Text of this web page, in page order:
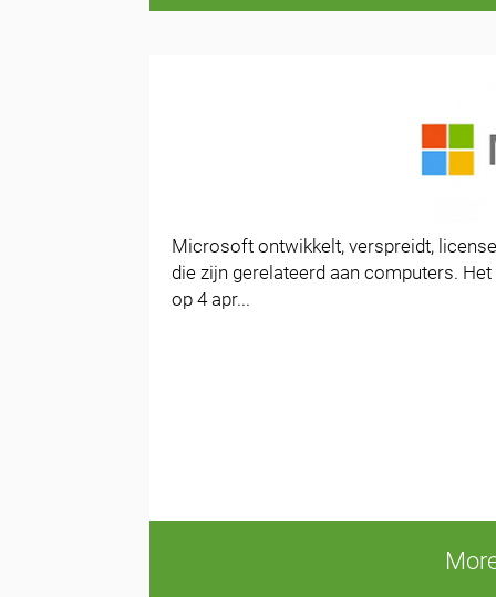
Microsoft ontwikkelt, verspreidt,
die zijn gerelateerd aan computers.
op 4 apr...